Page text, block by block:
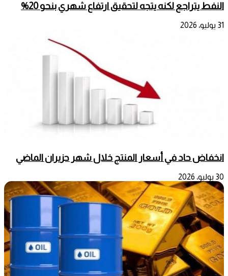
النفط يتراجع لكنه يتجه لتحقيق ارتفاع شهري بنحو 20%
31 يوليو، 2026
انخفاض حاد في أسعار المنتج خلال شهر حزيران الماضي
30 يوليو، 2026